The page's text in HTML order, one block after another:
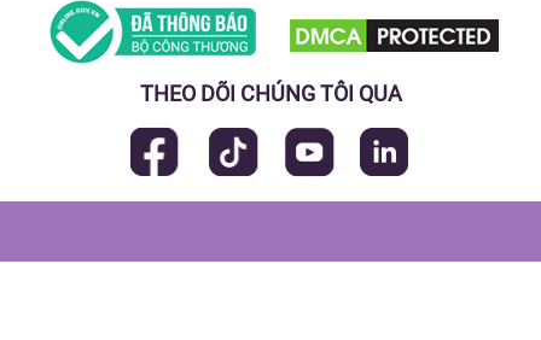
THEO DÕI CHÚNG TÔI QUA